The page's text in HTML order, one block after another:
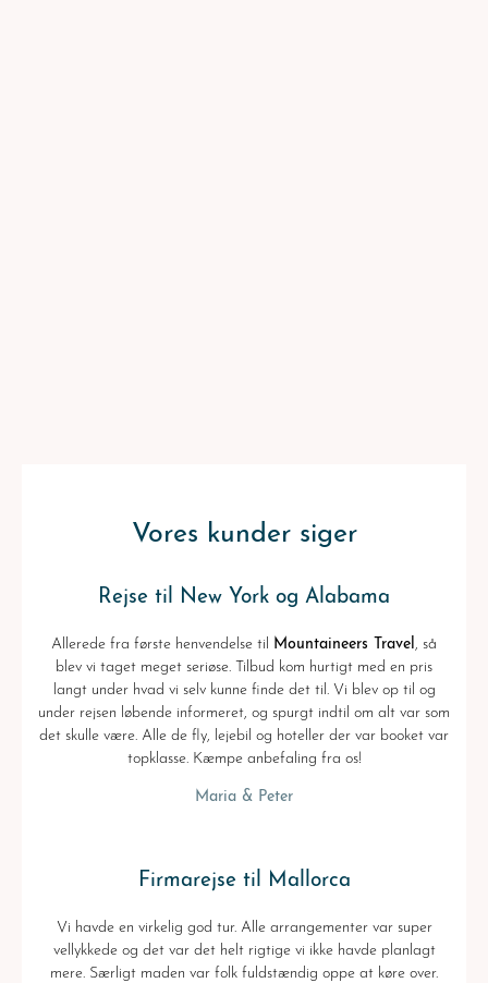
Vores kunder siger
Rejse til New York og Alabama
Allerede fra første henvendelse til Mountaineers Travel , så
blev vi taget meget seriøse. Tilbud kom hurtigt med en pris
langt under hvad vi selv kunne finde det til. Vi blev op til og
under rejsen løbende informeret, og spurgt indtil om alt var som
det skulle være. Alle de fly, lejebil og hoteller der var booket var
topklasse. Kæmpe anbefaling fra os!
Maria & Peter
Firmarejse til Mallorca
Vi havde en virkelig god tur. Alle arrangementer var super
vellykkede og det var det helt rigtige vi ikke havde planlagt
mere. Særligt maden var folk fuldstændig oppe at køre over.